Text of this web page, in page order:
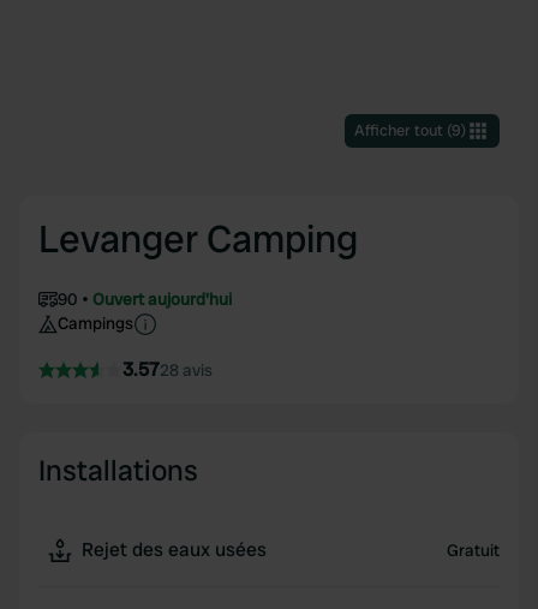
Afficher tout(9)
Levanger Camping
90
Ouvert aujourd'hui
Campings
3.5728 avis
Installations
Rejet des eaux usées Gratuit